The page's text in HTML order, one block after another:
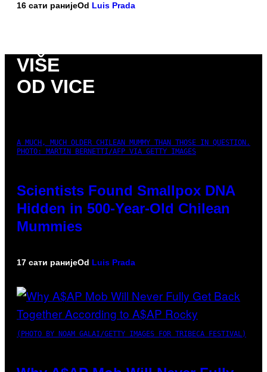
16 сати ранијеOd Luis Prada
VIŠE
OD VICE
A MUCH, MUCH OLDER CHILEAN MUMMY THAN THOSE IN QUESTION.
PHOTO: MARTIN BERNETTI/AFP VIA GETTY IMAGES
Scientists Found Smallpox DNA
Hidden in 500-Year-Old Chilean
Mummies
17 сати ранијеOd Luis Prada
(PHOTO BY NOAM GALAI/GETTY IMAGES FOR TRIBECA FESTIVAL)